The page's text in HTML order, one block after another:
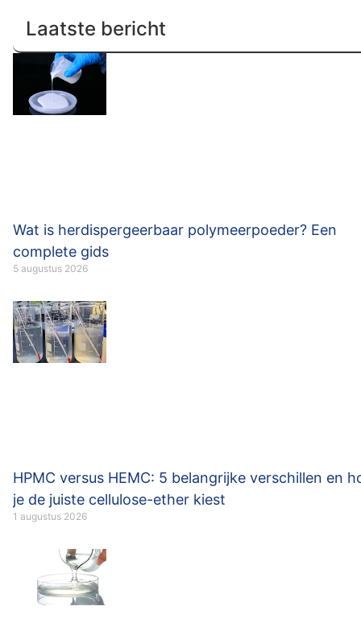
Laatste bericht
Wat is herdispergeerbaar polymeerpoeder? Een
complete gids
5 augustus 2026
HPMC versus HEMC: 5 belangrijke verschillen en
je de juiste cellulose-ether kiest
1 augustus 2026